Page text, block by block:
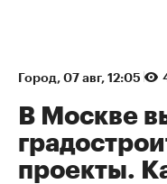
Город⁠, 07 авг, 12:05
В Москве
проекты.